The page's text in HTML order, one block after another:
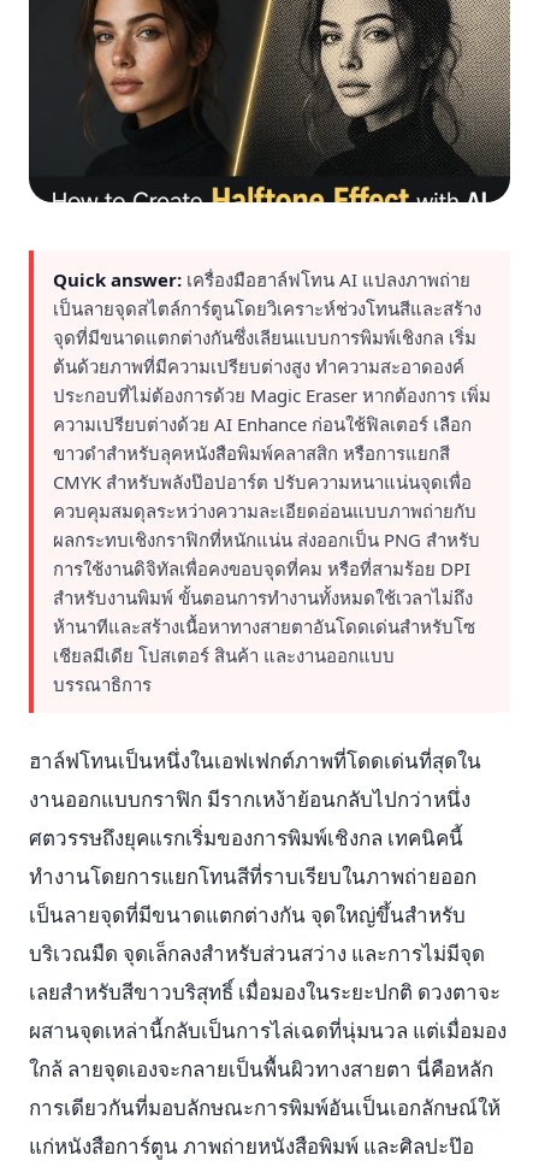
Quick answer: เครื่องมือฮาล์ฟโทน AI แปลงภาพถ่าย
เป็นลายจุดสไตล์การ์ตูนโดยวิเคราะห์ช่วงโทนสีและสร้าง
จุดที่มีขนาดแตกต่างกันซึ่งเลียนแบบการพิมพ์เชิงกล เริ่ม
ต้นด้วยภาพที่มีความเปรียบต่างสูง ทำความสะอาดองค์
ประกอบที่ไม่ต้องการด้วย Magic Eraser หากต้องการ เพิ่ม
ความเปรียบต่างด้วย AI Enhance ก่อนใช้ฟิลเตอร์ เลือก
ขาวดำสำหรับลุคหนังสือพิมพ์คลาสสิก หรือการแยกสี
CMYK สำหรับพลังป๊อปอาร์ต ปรับความหนาแน่นจุดเพื่อ
ควบคุมสมดุลระหว่างความละเอียดอ่อนแบบภาพถ่ายกับ
ผลกระทบเชิงกราฟิกที่หนักแน่น ส่งออกเป็น PNG สำหรับ
การใช้งานดิจิทัลเพื่อคงขอบจุดที่คม หรือที่สามร้อย DPI
สำหรับงานพิมพ์ ขั้นตอนการทำงานทั้งหมดใช้เวลาไม่ถึง
ห้านาทีและสร้างเนื้อหาทางสายตาอันโดดเด่นสำหรับโซ
เชียลมีเดีย โปสเตอร์ สินค้า และงานออกแบบ
บรรณาธิการ
ฮาล์ฟโทนเป็นหนึ่งในเอฟเฟกต์ภาพที่โดดเด่นที่สุดใน
งานออกแบบกราฟิก มีรากเหง้าย้อนกลับไปกว่าหนึ่ง
ศตวรรษถึงยุคแรกเริ่มของการพิมพ์เชิงกล เทคนิคนี้
ทำงานโดยการแยกโทนสีที่ราบเรียบในภาพถ่ายออก
เป็นลายจุดที่มีขนาดแตกต่างกัน จุดใหญ่ขึ้นสำหรับ
บริเวณมืด จุดเล็กลงสำหรับส่วนสว่าง และการไม่มีจุด
เลยสำหรับสีขาวบริสุทธิ์ เมื่อมองในระยะปกติ ดวงตาจะ
ผสานจุดเหล่านี้กลับเป็นการไล่เฉดที่นุ่มนวล แต่เมื่อมอง
ใกล้ ลายจุดเองจะกลายเป็นพื้นผิวทางสายตา นี่คือหลัก
การเดียวกันที่มอบลักษณะการพิมพ์อันเป็นเอกลักษณ์ให้
แก่หนังสือการ์ตูน ภาพถ่ายหนังสือพิมพ์ และศิลปะป๊อ